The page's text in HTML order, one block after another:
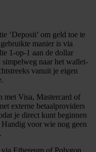
‘Deposit’ om geld toe te
manier is via
1-op-1 aan de dollar
naar het wallet-
vanuit je eigen
met Visa, Mastercard of
externe betaalproviders
je direct kunt beginnen
Handig voor wie nog geen
via Ethereum of Polygon